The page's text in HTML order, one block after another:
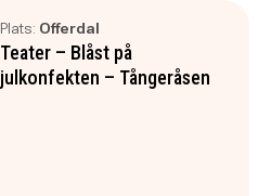
Plats: Offerdal
Teater – Blåst på
julkonfekten – Tångeråsen